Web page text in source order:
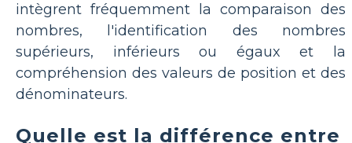
intègrent fréquemment la comparaison des
nombres, l'identification des nombres
supérieurs, inférieurs ou égaux et la
compréhension des valeurs de position et des
dénominateurs.
Quelle est la différence entre